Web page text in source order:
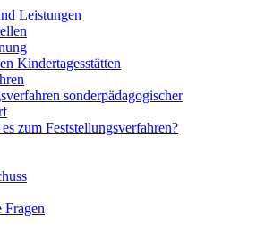
Leistungen
Kindertagesstätten
sonderpädagogischer
zum Feststellungsverfahren?
Fragen